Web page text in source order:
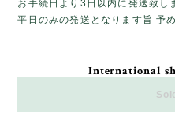
お手続日より3日以内に発送致し
平日のみの発送となります旨 予
International